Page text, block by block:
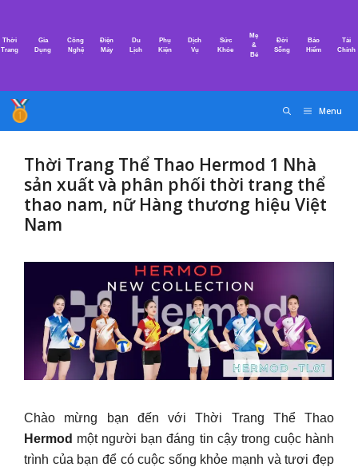
nội
Thời
Trang
Gia
Dụng
Công
Nghệ
Điện
Máy
Du
Lịch
Phụ
Kiện
Dịch
Vụ
Sức
Khỏe
Mẹ
&
Bé
Đời
Sống
Bảo
Hiểm
Tài
Chính
Menu
Thời Trang Thể Thao Hermod 1 Nhà
sản xuất và phân phối thời trang thể
thao nam, nữ Hàng thương hiệu Việt
Nam
Chào mừng bạn đến với Thời Trang Thể Thao
Hermod một người bạn đáng tin cậy trong cuộc hành
trình của bạn để có cuộc sống khỏe mạnh và tươi đẹp